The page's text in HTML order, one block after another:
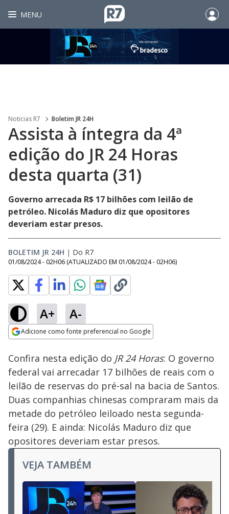
MENU
Noticias R7 Boletim JR 24H
Assista à íntegra da 4ª
edição do JR 24 Horas
desta quarta (31)
Governo arrecada R$ 17 bilhões com leilão de
petróleo. Nicolás Maduro diz que opositores
deveriam estar presos.
BOLETIM JR 24H | Do R7
01/08/2024 - 02H06 (ATUALIZADO EM 01/08/2024 - 02H06)
A+ A-
Adicione como fonte preferencial no Google
Ativar
Loaded
27.72%
Confira nesta edição do JR 24 Horas: O governo
federal vai arrecadar 17 bilhões de reais com o
leilão de reservas do pré-sal na bacia de Santos.
Duas companhias chinesas compraram mais da
metade do petróleo leiloado nesta segunda-
feira (29). E ainda: Nicolás Maduro diz que
opositores deveriam estar presos.
VEJA TAMBÉM